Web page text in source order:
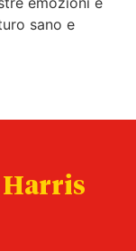
sano e
Harris